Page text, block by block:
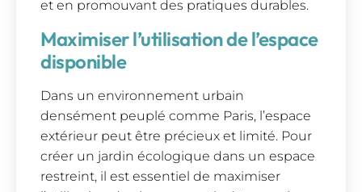
et en promouvant des pratiques durables.
Maximiser l’utilisation de l’espace
disponible
Dans un environnement urbain
densément peuplé comme Paris, l’espace
extérieur peut être précieux et limité. Pour
créer un jardin écologique dans un espace
restreint, il est essentiel de maximiser